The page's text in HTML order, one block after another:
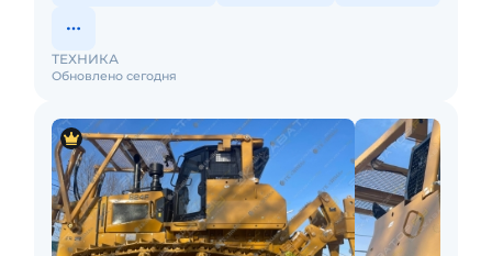
Обновлено сегодня
ТЕХНИКА